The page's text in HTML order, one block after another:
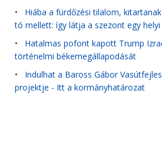
• Hiába a fürdőzési tilalom,
tó mellett: így látja a szezont egy
• Hatalmas pofont kapott Trump
történelmi békemegállapodását
• Indulhat a Baross Gábor
projektje - Itt a kormányhatározat